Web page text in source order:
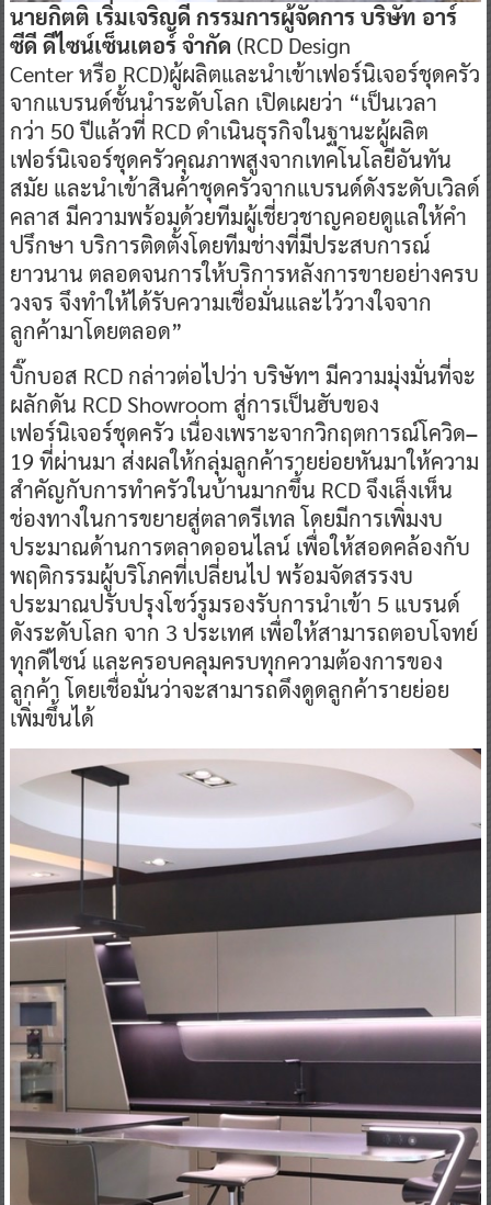
นายกิตติ เริ่มเจริญดี กรรมการผู้จัดการ บริษัท อาร์
ซีดี ดีไซน์เซ็นเตอร์ จำกัด (RCD Design
Center หรือ RCD)ผู้ผลิตและนำเข้าเฟอร์นิเจอร์ชุดครัว
จากแบรนด์ชั้นนำระดับโลก เปิดเผยว่า “เป็นเวลา
กว่า 50 ปีแล้วที่ RCDดำเนินธุรกิจในฐานะผู้ผลิต
เฟอร์นิเจอร์ชุดครัวคุณภาพสูงจากเทคโนโลยีอันทัน
สมัย และนำเข้าสินค้าชุดครัวจากแบรนด์ดังระดับเวิลด์
คลาส มีความพร้อมด้วยทีมผู้เชี่ยวชาญคอยดูแลให้คำ
ปรึกษา บริการติดตั้งโดยทีมช่างที่มีประสบการณ์
ยาวนาน ตลอดจนการให้บริการหลังการขายอย่างครบ
วงจร จึงทำให้ได้รับความเชื่อมั่นและไว้วางใจจาก
ลูกค้ามาโดยตลอด”
บิ๊กบอส RCD กล่าวต่อไปว่า บริษัทฯ มีความมุ่งมั่นที่จะ
ผลักดัน RCD Showroom สู่การเป็นฮับของ
เฟอร์นิเจอร์ชุดครัว เนื่องเพราะจากวิกฤตการณ์โควิด–
19 ที่ผ่านมา ส่งผลให้กลุ่มลูกค้ารายย่อยหันมาให้ความ
สำคัญกับการทำครัวในบ้านมากขึ้น RCDจึงเล็งเห็น
ช่องทางในการขยายสู่ตลาดรีเทล โดยมีการเพิ่มงบ
ประมาณด้านการตลาดออนไลน์ เพื่อให้สอดคล้องกับ
พฤติกรรมผู้บริโภคที่เปลี่ยนไป พร้อมจัดสรรงบ
ประมาณปรับปรุงโชว์รูมรองรับการนำเข้า 5 แบรนด์
ดังระดับโลก จาก 3 ประเทศ เพื่อให้สามารถตอบโจทย์
ทุกดีไซน์ และครอบคลุมครบทุกความต้องการของ
ลูกค้า โดยเชื่อมั่นว่าจะสามารถดึงดูดลูกค้ารายย่อย
เพิ่มขึ้นได้